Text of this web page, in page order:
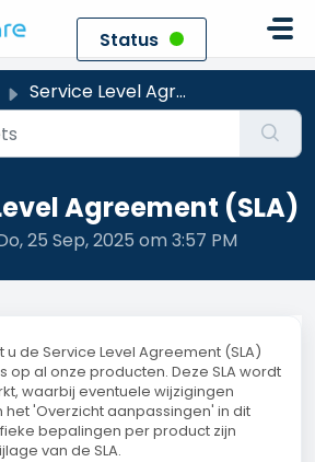
Status
Service Level Agreement (SLA)
Agreement (SLA)
25 Sep, 2025 om 3:57 PM
de Service Level Agreement (SLA)
op al onze producten. Deze SLA wordt
waarbij eventuele wijzigingen
'Overzicht aanpassingen' in dit
bepalingen per product zijn
van de SLA.